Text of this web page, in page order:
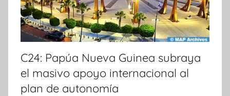
C24: Papúa Nueva Guinea subraya
el masivo apoyo internacional al
plan de autonomía